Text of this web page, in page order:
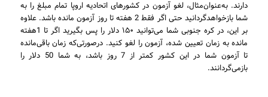
دارند. به‌عنوان‌مثال، لغو آزمون در کشورهای اتحادیه اروپا تمام مبلغ را به
شما بازخواهدگردانید حتی اگر فقط 2 هفته تا روز آزمون مانده باشد. علاوه
بر این، در کره جنوبی شما می‌توانید ۱۵۰ دلار را پس بگیرید اگر تا 1هفته
مانده به زمان تعیین شده، آزمون را لغو کنید. درصورتی‌که زمان باقی‌مانده
تا آزمون شما در این کشور کمتر از 7 روز باشد، به شما 50 دلار را
بازمی‌گردانند.